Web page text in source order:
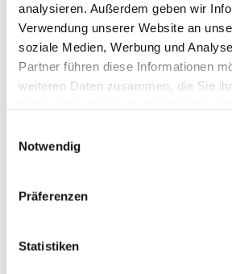
analysieren. Außerdem geben wir
Verwendung unserer Website an
soziale Medien, Werbung und
Partner führen diese Informationen
weiteren Daten zusammen, die Sie
Notwendig
Präferenzen
Statistiken